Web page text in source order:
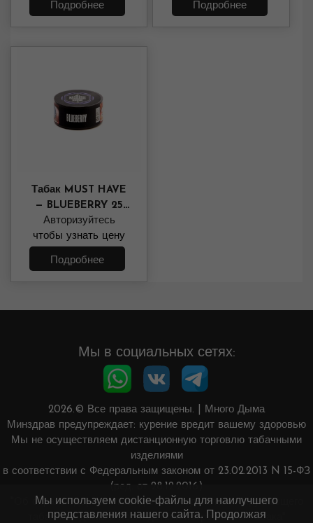
Подробнее Подробнее
Табак MUST HAVE
— BLUEBERRY 25
грамм
Авторизуйтесь
чтобы узнать цену
Подробнее
Мы в социальных сетях:
2026.© Все права защищены.
Много Дыма
Минздрав предупреждает: курение вредит вашему здоровью
Мы не осуществляем дистанционную торговлю табачными
изделиями
в соответствии с Федеральным законом от 23.02.2013 N 15-ФЗ
(ред. от 28.12.2016)
"Об охране здоровья граждан от воздействия окружающего
табачного дыма и последствий потребления табака"
Мы используем cookie-файлы для наилучшего
представления нашего сайта. Продолжая